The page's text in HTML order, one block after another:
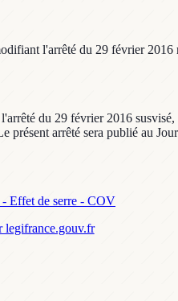
l'arrêté du 29 février
du 29 février 2016
présent arrêté sera publié au
Effet de serre - COV
legifrance.gouv.fr